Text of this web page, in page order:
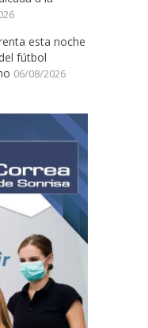
esta noche
fútbol
06/08/2026